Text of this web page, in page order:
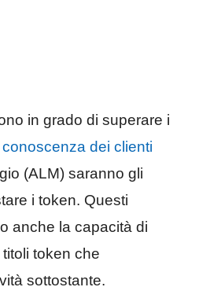
in grado di superare i
dei clienti
(ALM) saranno gli
i token. Questi
anche la capacità di
token che
sottostante.